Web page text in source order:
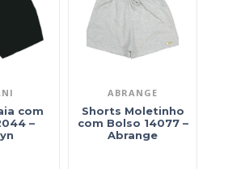
com
–
ABRANGE
Shorts Moletinho
com Bolso 14077 –
Abrange